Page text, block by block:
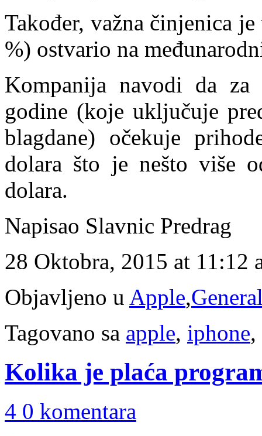
Također, važna činjenica
%) ostvario na
Kompanija navodi da za
godine (koje uključuje
blagdane) očekuje
dolara što je nešto više
dolara.
Napisao Slavnic Predrag
28 Oktobra, 2015 at 11:12
Objavljeno u Apple,
Tagovano sa apple, iphone,
Kolika je plaća
4 0 komentara